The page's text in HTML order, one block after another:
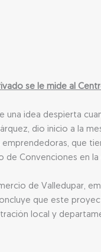
se le mide al
una idea despierta
dio inicio a la
que
de Convenciones en la
de Valledupar,
que este
local y